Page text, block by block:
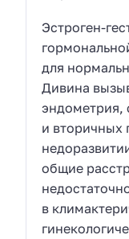
Эстроген-
для
Дивина
эндометрия,
и вторичных
общие
в